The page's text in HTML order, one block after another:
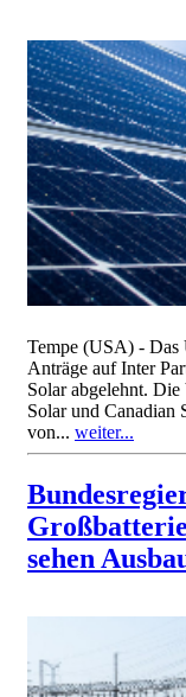
Tempe (USA) - Das
Anträge auf Inter
Solar abgelehnt.
Solar und Canadian
von... weiter...
sehen